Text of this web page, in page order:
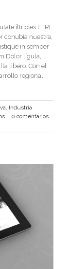
iltricies ETRI.
conubia nuestra,
in semper
Dolor lígula,
libero. Con el
regional.
Industria
| 0 comentarios